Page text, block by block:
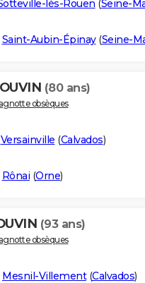
lès-Rouen (Seine-
Saint-Aubin-Épinay(Seine-
(80 ans)
obsèques
Versainville (Calvados)
Rônai (Orne)
(93 ans)
obsèques
Mesnil-Villement(Calvados)